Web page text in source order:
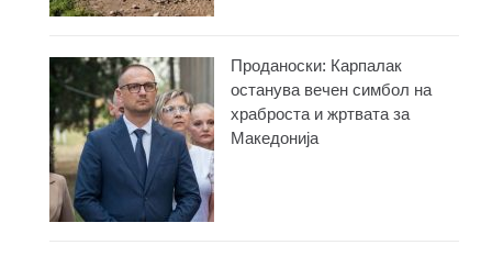
Проданоски: Карпалак
останува вечен симбол на
храброста и жртвата за
Македонија